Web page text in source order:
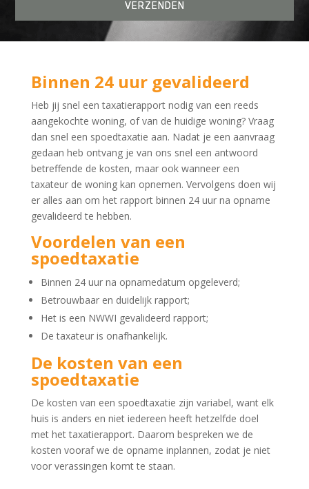
Binnen 24 uur gevalideerd
Heb jij snel een taxatierapport nodig van een reeds
aangekochte woning, of van de huidige woning? Vraag
dan snel een spoedtaxatie aan. Nadat je een aanvraag
gedaan heb ontvang je van ons snel een antwoord
betreffende de kosten, maar ook wanneer een
taxateur de woning kan opnemen. Vervolgens doen wij
er alles aan om het rapport binnen 24 uur na opname
gevalideerd te hebben.
Voordelen van een
spoedtaxatie
Binnen 24 uur na opnamedatum opgeleverd;
Betrouwbaar en duidelijk rapport;
Het is een NWWI gevalideerd rapport;
De taxateur is onafhankelijk.
De kosten van een
spoedtaxatie
De kosten van een spoedtaxatie zijn variabel, want elk
huis is anders en niet iedereen heeft hetzelfde doel
met het taxatierapport. Daarom bespreken we de
kosten vooraf we de opname inplannen, zodat je niet
voor verassingen komt te staan.